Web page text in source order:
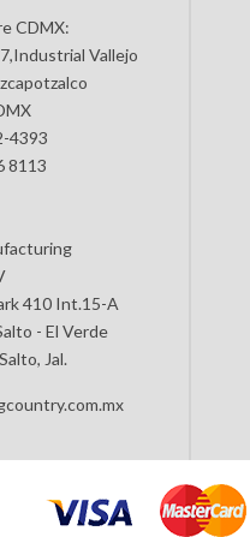
CDMX:
Vallejo
4393
8113
410 Int.15-A
- El Verde
Jal.